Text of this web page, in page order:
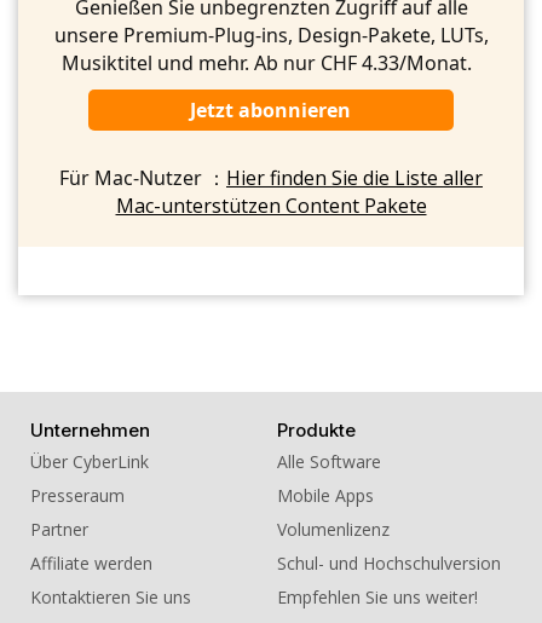
Genießen Sie unbegrenzten Zugriff auf alle
unsere Premium-Plug-ins, Design-Pakete, LUTs,
Musiktitel und mehr. Ab nur CHF 4.33/Monat.
Jetzt abonnieren
Für Mac-Nutzer ： Hier finden Sie die Liste aller
Mac-unterstützen Content Pakete
Unternehmen
Über CyberLink
Presseraum
Partner
Affiliate werden
Kontaktieren Sie uns
Produkte
Alle Software
Mobile Apps
Volumenlizenz
Schul- und Hochschulversion
Empfehlen Sie uns weiter!